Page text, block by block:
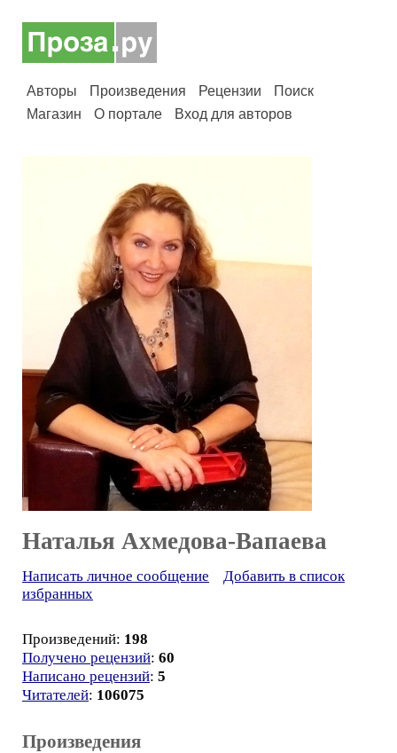
Авторы Произведения Рецензии
Поиск
Магазин
О портале Вход для авторов
Наталья Ахмедова-Вапаева
Написать личное сообщение
Добавить в список
избранных
Произведений: 198
Получено рецензий: 60
Написано рецензий: 5
Читателей: 106075
Произведения